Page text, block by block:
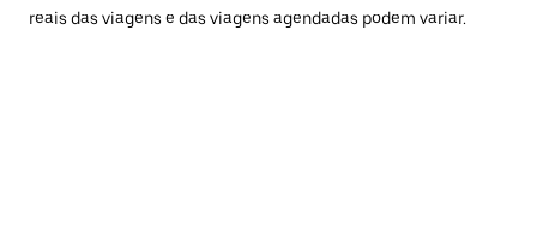
reais das viagens e das viagens agendadas podem variar.